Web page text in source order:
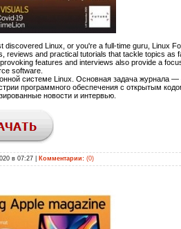
Linux, or you're a full-time guru, Linux
reviews and practical tutorials that tackle topics as
features and interviews also provide a
software.
системе Linux. Основная задача журнала —
программного обеспечения с открытым
новости и интервью.
в 07:27 Комментарии: (0)